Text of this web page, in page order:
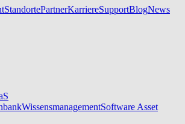
StandortePartnerKarriereSupportBlogNews
WissensmanagementSoftware Asset